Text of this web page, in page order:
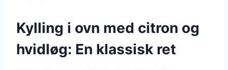
Kylling i ovn med citron og
hvidløg: En klassisk ret